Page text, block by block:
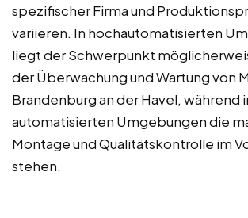
spezifischer Firma und
variieren. In hochautomatisierten
liegt der Schwerpunkt
der Überwachung und Wartung von
Brandenburg an der Havel, während
automatisierten Umgebungen die
Montage und Qualitätskontrolle im
stehen.